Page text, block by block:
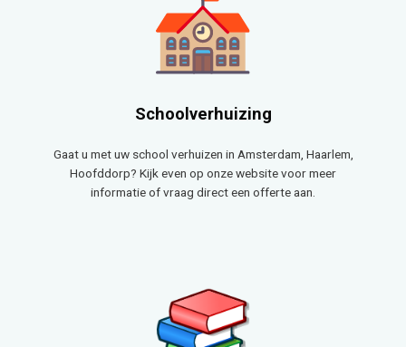
Schoolverhuizing
Gaat u met uw school verhuizen in Amsterdam, Haarlem,
Hoofddorp? Kijk even op onze website voor meer
informatie of vraag direct een offerte aan.